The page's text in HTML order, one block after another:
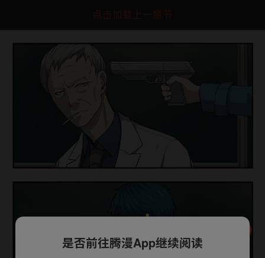
点击加载上一章节
是否前往腾漫App继续阅读